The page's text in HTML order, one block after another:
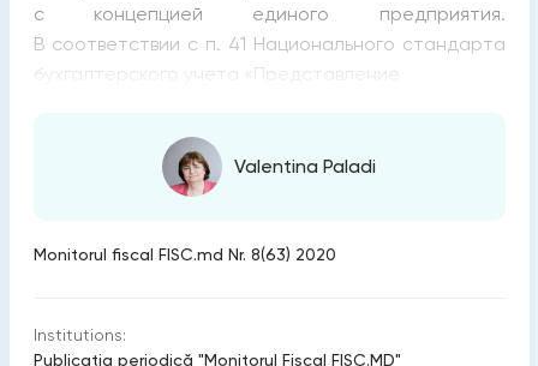
с концепцией единого предприятия.
В соответствии с п. 41 Национального стандарта
бухгалтерского учета «Представление
Valentina Paladi
Monitorul fiscal FISC.md Nr. 8(63) 2020
Institutions:
Publicaţia periodică "Monitorul Fiscal FISC.MD"